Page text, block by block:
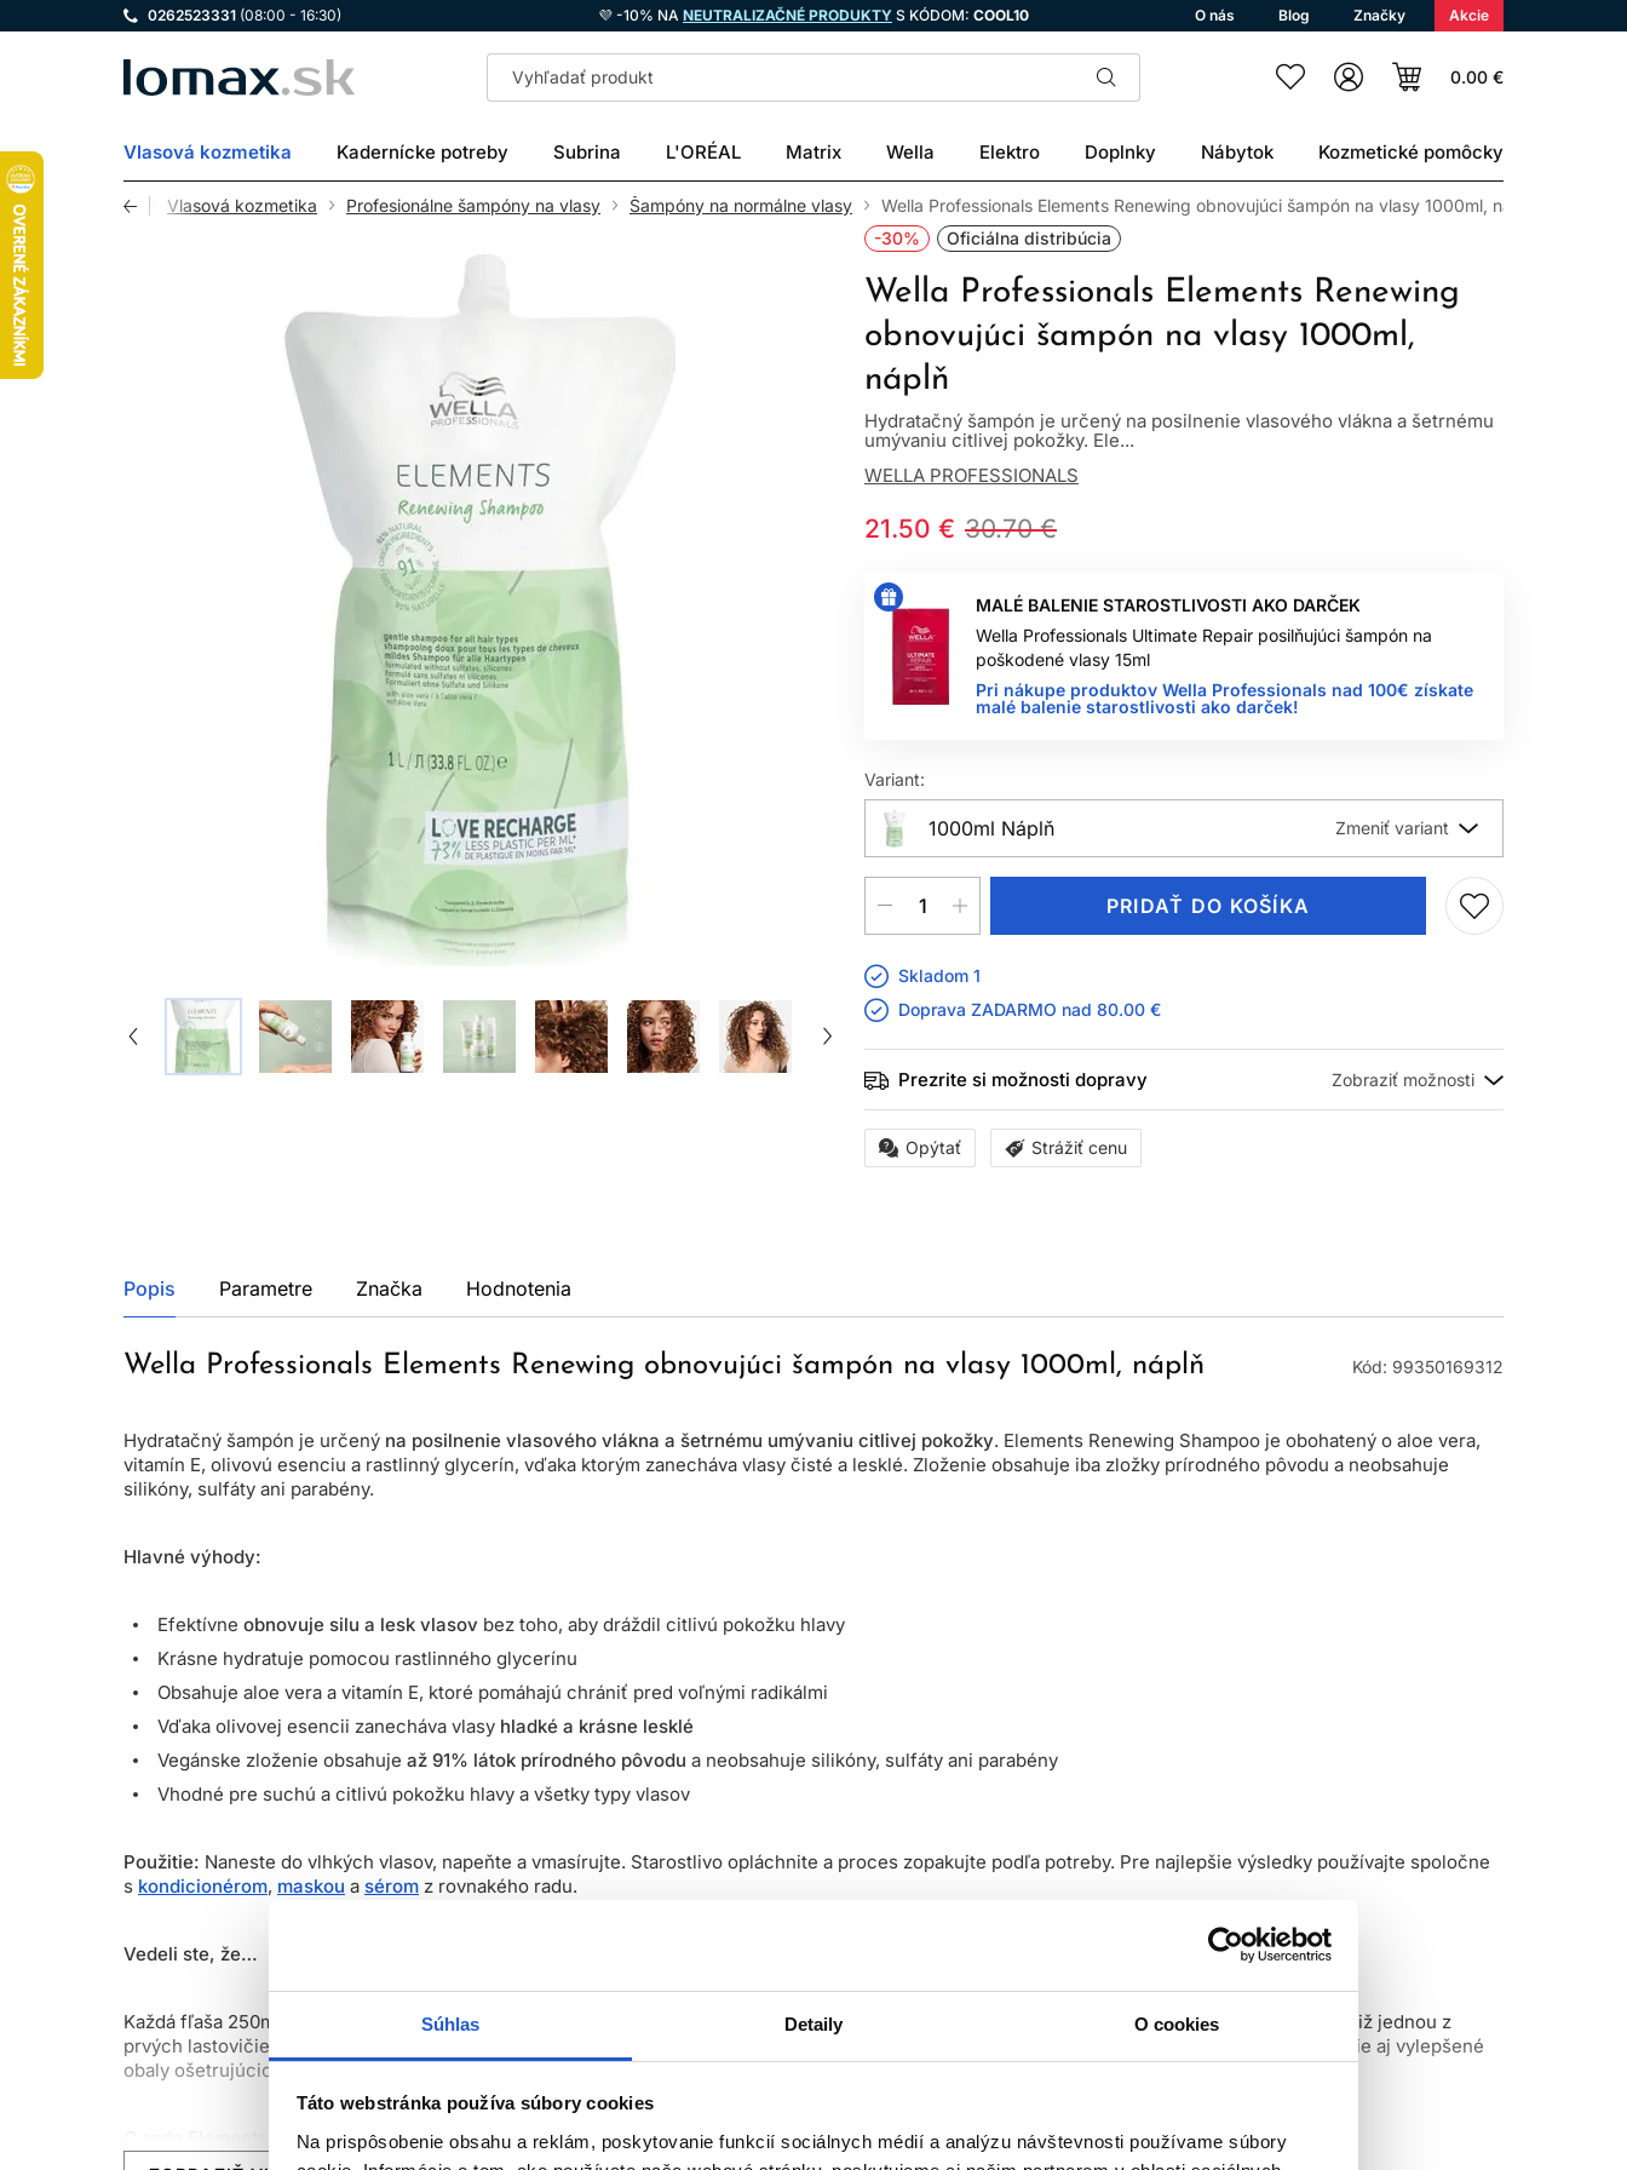
Súhlas Detaily O cookies
Táto webstránka používa súbory cookies
Na prispôsobenie obsahu a reklám, poskytovanie funkcií sociálnych médií a analýzu návštevnosti používame súbory
0262523331 (08:00 - 16:30) 💜 -10% NA NEUTRALIZAČNÉ PRODUKTY S KÓDOM: COOL10 O nás Blog Značky Akcie
LOMAX 0.00 €
Vlasová kozmetika Kadernícke potreby Subrina L'ORÉAL Matrix Wella Elektro Doplnky Nábytok Kozmetické pomôcky
Úvod Vlasová kozmetika Profesionálne šampóny na vlasy Šampóny na normálne vlasy
Wella Professionals Elements Renewing obnovujúci šampón na vlasy 1000ml, náplň
-30%
Oficiálna distribúcia
Wella Professionals Elements Renewing
obnovujúci šampón na vlasy 1000ml,
náplň
Hydratačný šampón je určený na posilnenie vlasového vlákna a šetrnému
umývaniu citlivej pokožky. Ele...
WELLA PROFESSIONALS
30.70 €
21.50 €
MALÉ BALENIE STAROSTLIVOSTI AKO DARČEK
Wella Professionals Ultimate Repair posilňujúci šampón na
poškodené vlasy 15ml
Pri nákupe produktov Wella Professionals nad 100€ získate
malé balenie starostlivosti ako darček!
Variant:
1000ml Náplň
PRIDAŤ DO KOŠÍKA
Skladom 1
Doprava ZADARMO nad 80.00 €
Prezrite si možnosti dopravy
Opýtať Strážiť cenu
Popis Parametre Značka Hodnotenia
Wella Professionals Elements Renewing obnovujúci šampón na vlasy 1000ml, náplň Kód: 99350169312
Hydratačný šampón je určený na posilnenie vlasového vlákna a šetrnému umývaniu citlivej pokožky. Elements Renewing Shampoo je obohatený o aloe vera,
vitamín E, olivovú esenciu a rastlinný glycerín, vďaka ktorým zanecháva vlasy čisté a lesklé. Zloženie obsahuje iba zložky prírodného pôvodu a neobsahuje
silikóny, sulfáty ani parabény.
Hlavné výhody:
Efektívne obnovuje silu a lesk vlasov bez toho, aby dráždil citlivú pokožku hlavy
Krásne hydratuje pomocou rastlinného glycerínu
Obsahuje aloe vera a vitamín E, ktoré pomáhajú chrániť pred voľnými radikálmi
Vďaka olivovej esencii zanecháva vlasy hladké a krásne lesklé
Vegánske zloženie obsahuje až 91% látok prírodného pôvodu a neobsahuje silikóny, sulfáty ani parabény
Vhodné pre suchú a citlivú pokožku hlavy a všetky typy vlasov
Použitie: Naneste do vlhkých vlasov, napeňte a vmasírujte. Starostlivo opláchnite a proces zopakujte podľa potreby. Pre najlepšie výsledky používajte spoločne
s kondicionérom, maskou a sérom z rovnakého radu.
Vedeli ste, že…
Každá fľaša 250ml šampónu je tvorená až z 80% z spotrebného plastu a vďaka dizajnu viečka je sama 100% recyklovateľná? Rad Elements je totiž jednou z
prvých lastovičiek na ceste k trvalej udržateľnosti. Dopĺňajú ju recyklované obaly farieb Koleston Perfect ME+, Illumina a Color Touch a najnovšie aj vylepšené
obaly ošetrujúcich produktov.